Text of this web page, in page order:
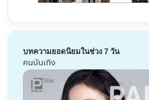
บทความยอดนิยมในช่วง 7 วัน
คนบันเทิง